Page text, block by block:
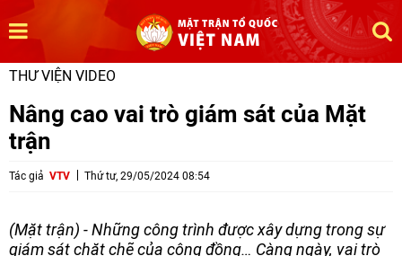
THƯ VIỆN VIDEO
Nâng cao vai trò giám sát của Mặt
trận
Tác giả VTV Thứ tư, 29/05/2024 08:54
(Mặt trận) - Những công trình được xây dựng trong sự
giám sát chặt chẽ của cộng đồng… Càng ngày, vai trò